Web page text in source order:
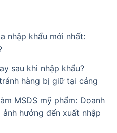
nhập khẩu mới nhất:
sau khi nhập khẩu?
hàng bị giữ tại cảng
MSDS mỹ phẩm: Doanh
hưởng đến xuất nhập